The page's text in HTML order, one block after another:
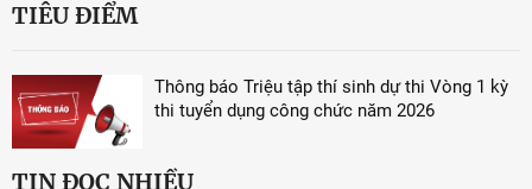
TIÊU ĐIỂM
Thông báo Triệu tập thí sinh dự thi Vòng 1 kỳ
thi tuyển dụng công chức năm 2026
TIN ĐỌC NHIỀU